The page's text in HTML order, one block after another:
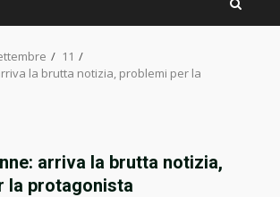
11
la brutta notizia, problemi per la
arriva la brutta notizia,
la protagonista